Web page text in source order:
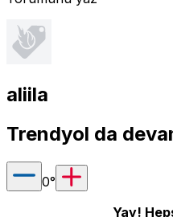
aliila
Trendyol da
0°
Yay!